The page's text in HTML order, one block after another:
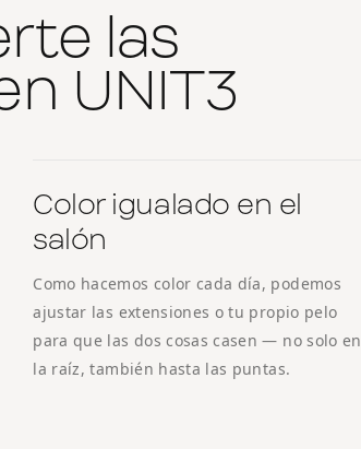
las
UNIT3
Color igualado en el
salón
Como hacemos color cada día, podemos
ajustar las extensiones o tu propio pelo
para que las dos cosas casen — no solo en
la raíz, también hasta las puntas.